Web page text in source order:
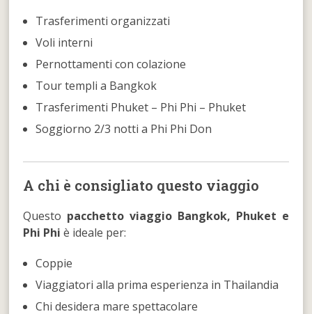
Trasferimenti organizzati
Voli interni
Pernottamenti con colazione
Tour templi a Bangkok
Trasferimenti Phuket – Phi Phi – Phuket
Soggiorno 2/3 notti a Phi Phi Don
A chi è consigliato questo viaggio
Questo pacchetto viaggio Bangkok, Phuket e
Phi Phi è ideale per:
Coppie
Viaggiatori alla prima esperienza in Thailandia
Chi desidera mare spettacolare